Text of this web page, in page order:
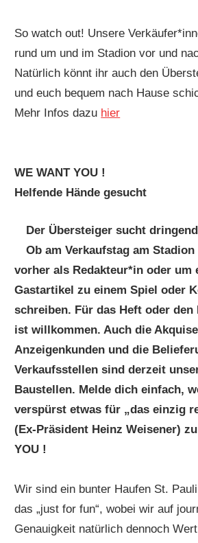
So watch out! Unsere
rund um und im Stadion vor und
Natürlich könnt ihr auch den
und euch bequem nach Hause
Mehr Infos dazu hier
WE WANT YOU !
Helfende Hände gesucht
Der Übersteiger sucht
Ob am Verkaufstag am
vorher als Redakteur*in oder um
Gastartikel zu einem Spiel oder
schreiben. Für das Heft oder den
ist willkommen. Auch die
Anzeigenkunden und die
Verkaufsstellen sind derzeit
Baustellen. Melde dich einfach,
verspürst etwas für „das einzig
(Ex-Präsident Heinz Weisener)
YOU !
Wir sind ein bunter Haufen St.
das „just for fun“, wobei wir auf
Genauigkeit natürlich dennoch